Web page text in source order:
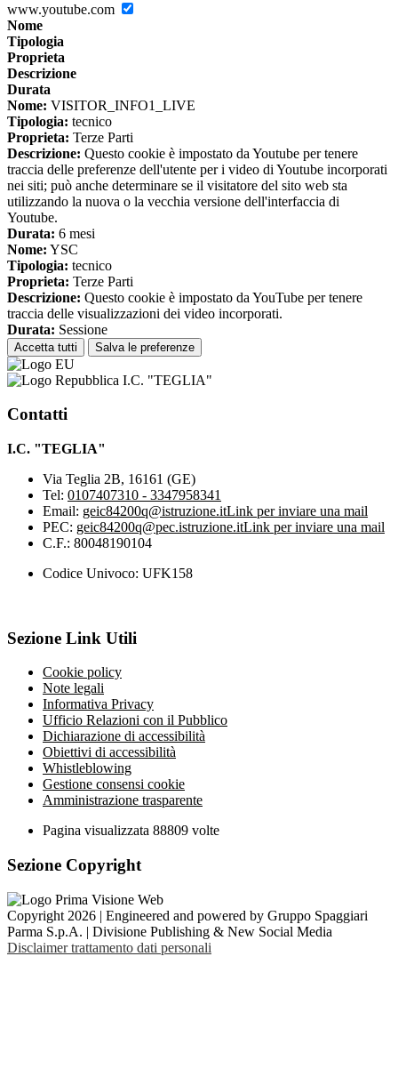
www.youtube.com
Nome
Tipologia
Proprieta
Descrizione
Durata
Nome: VISITOR_INFO1_LIVE
Tipologia: tecnico
Proprieta: Terze Parti
Descrizione: Questo cookie è impostato da Youtube per tenere
traccia delle preferenze dell'utente per i video di Youtube incorporati
nei siti; può anche determinare se il visitatore del sito web sta
utilizzando la nuova o la vecchia versione dell'interfaccia di
Youtube.
Durata: 6 mesi
Nome: YSC
Tipologia: tecnico
Proprieta: Terze Parti
Descrizione: Questo cookie è impostato da YouTube per tenere
traccia delle visualizzazioni dei video incorporati.
Durata: Sessione
Accetta tutti Salva le preferenze
I.C. "TEGLIA"
Contatti
I.C. "TEGLIA"
Via Teglia 2B, 16161 (GE)
Tel: 0107407310 - 3347958341
Email: geic84200q@istruzione.itLink per inviare una mail
PEC: geic84200q@pec.istruzione.itLink per inviare una mail
C.F.: 80048190104
Codice Univoco: UFK158
Sezione Link Utili
Cookie policy
Note legali
Informativa Privacy
Ufficio Relazioni con il Pubblico
Dichiarazione di accessibilità
Obiettivi di accessibilità
Whistleblowing
Gestione consensi cookie
Amministrazione trasparente
Pagina visualizzata 88809 volte
Sezione Copyright
Copyright 2026 | Engineered and powered by Gruppo Spaggiari
Parma S.p.A. | Divisione Publishing & New Social Media
Disclaimer trattamento dati personali